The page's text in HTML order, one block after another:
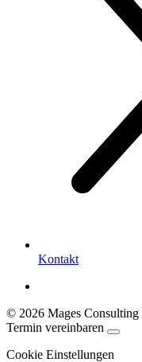
Kontakt
© 2026 Mages Consulting
Termin vereinbaren
Cookie Einstellungen